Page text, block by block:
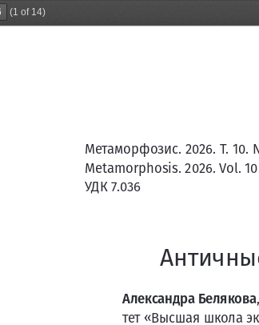
(1 of 14)
Метаморфозис. 2026. Т. 10.
Metamorphosis. 2026. Vol.
УДК
Александра Белякова
тет «Высшая школа